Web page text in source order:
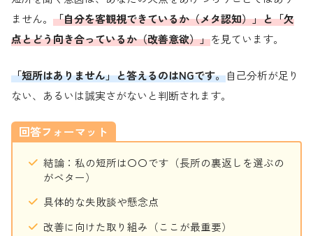
ません。 「自分を客観視できているか（メタ認知）」と「欠
点とどう向き合っているか（改善意欲）」を見ています。
「短所はありません」と答えるのはNGです。自己分析が足り
ない、あるいは誠実さがないと判断されます。
回答フォーマット
結論：私の短所は〇〇です（長所の裏返しを選ぶの
がベター）
具体的な失敗談や懸念点
改善に向けた取り組み（ここが最重要）